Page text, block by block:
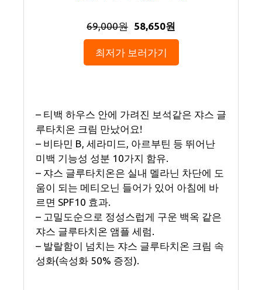
69,000원 58,650원
최저가 보러가기
– 티백 하우스 안에 가려진 보석같은 쟈스 글
루타치온 크림 만났어요!
– 비타민 B, 세라미드, 아르부틴 등 뛰어난
미백 기능성 성분 10가지 함유.
– 쟈스 글루타치온은 실내 멜라닌 차단에 도
움이 되는 메티오닌 들어가 있어 아침에 바
르면 SPF10 효과.
– 고밀도순으로 정성스럽게 구운 백옥 같은
쟈스 글루타치온 앰플 세럼.
– 발랄함이 넘치는 쟈스 글루타치온 크림 속
성화(속성화 50% 증정).